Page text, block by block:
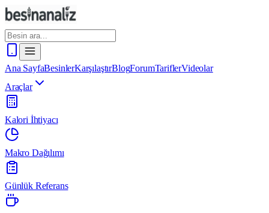
Ana SayfaBesinlerKarşılaştırBlogForumTariflerVideolar
Araçlar
Kalori İhtiyacı
Makro Dağılımı
Günlük Referans